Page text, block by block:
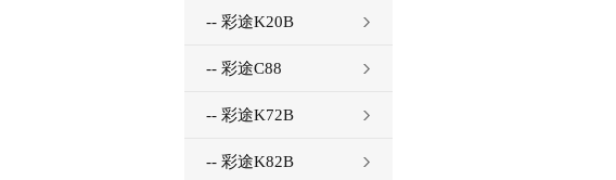
-- 彩途K20B
-- 彩途C88
-- 彩途K72B
-- 彩途K82B